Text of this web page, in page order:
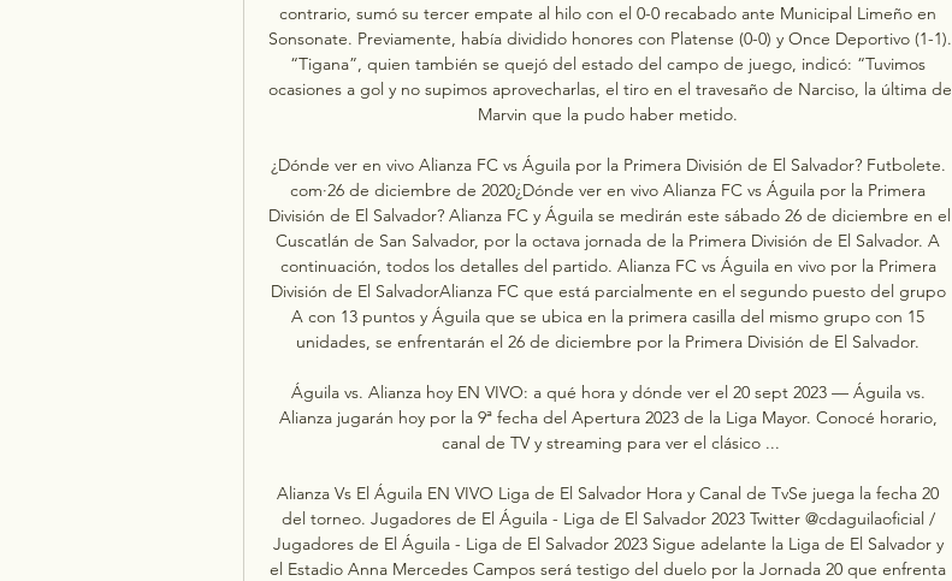
contrario, sumó su tercer empate al hilo con el 0-0 recabado ante Municipal Limeño en
Sonsonate. Previamente, había dividido honores con Platense (0-0) y Once Deportivo (1-1).
“Tigana”, quien también se quejó del estado del campo de juego, indicó: “Tuvimos
ocasiones a gol y no supimos aprovecharlas, el tiro en el travesaño de Narciso, la última de
Marvin que la pudo haber metido.
¿Dónde ver en vivo Alianza FC vs Águila por la Primera División de El Salvador? Futbolete.
com·26 de diciembre de 2020¿Dónde ver en vivo Alianza FC vs Águila por la Primera
División de El Salvador? Alianza FC y Águila se medirán este sábado 26 de diciembre en el
Cuscatlán de San Salvador, por la octava jornada de la Primera División de El Salvador. A
continuación, todos los detalles del partido. Alianza FC vs Águila en vivo por la Primera
División de El SalvadorAlianza FC que está parcialmente en el segundo puesto del grupo
A con 13 puntos y Águila que se ubica en la primera casilla del mismo grupo con 15
unidades, se enfrentarán el 26 de diciembre por la Primera División de El Salvador.
Águila vs. Alianza hoy EN VIVO: a qué hora y dónde ver el 20 sept 2023 — Águila vs.
Alianza jugarán hoy por la 9ª fecha del Apertura 2023 de la Liga Mayor. Conocé horario,
canal de TV y streaming para ver el clásico ...
Alianza Vs El Águila EN VIVO Liga de El Salvador Hora y Canal de TvSe juega la fecha 20
del torneo. Jugadores de El Águila - Liga de El Salvador 2023 Twitter @cdaguilaoficial /
Jugadores de El Águila - Liga de El Salvador 2023 Sigue adelante la Liga de El Salvador y
el Estadio Anna Mercedes Campos será testigo del duelo por la Jornada 20 que enfrenta